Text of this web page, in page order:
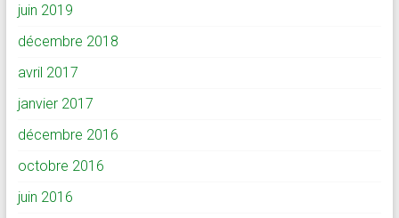
juin 2019
décembre 2018
avril 2017
janvier 2017
décembre 2016
octobre 2016
juin 2016